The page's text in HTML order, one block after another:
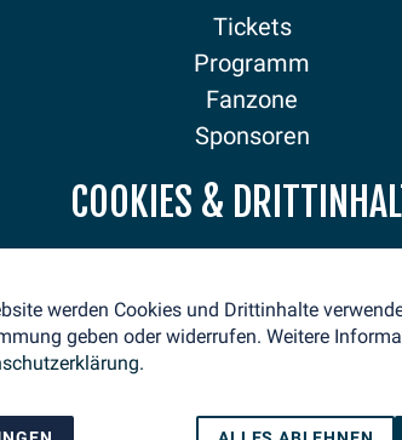
Tickets
Programm
Fanzone
Sponsoren
COOKIES &
werden Cookies und Drittinhalte
geben oder widerrufen. Weitere